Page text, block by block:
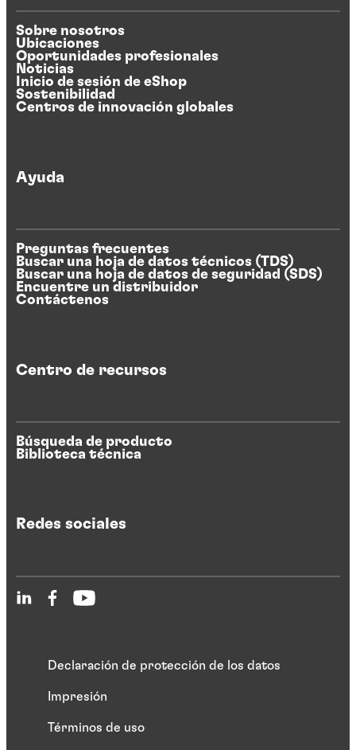
Sobre nosotros
Ubicaciones
Oportunidades profesionales
Noticias
Inicio de sesión de eShop
Sostenibilidad
Centros de innovación globales
Ayuda
Preguntas frecuentes
Buscar una hoja de datos técnicos (TDS)
Buscar una hoja de datos de seguridad (SDS)
Encuentre un distribuidor
Contáctenos
Centro de recursos
Búsqueda de producto
Biblioteca técnica
Redes sociales
Declaración de protección de los datos
Impresión
Términos de uso